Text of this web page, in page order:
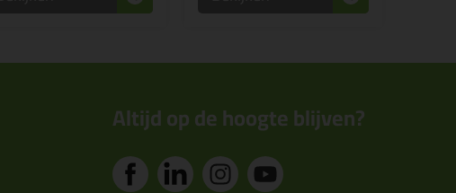
Altijd op de hoogte blijven?